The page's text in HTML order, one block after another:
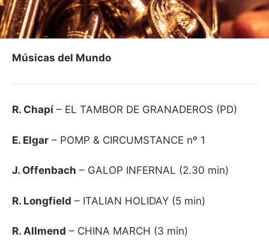
Músicas del Mundo
R. Chapí – EL TAMBOR DE GRANADEROS (PD)
E. Elgar – POMP & CIRCUMSTANCE nº 1
J. Offenbach – GALOP INFERNAL (2.30 min)
R. Longfield – ITALIAN HOLIDAY (5 min)
R. Allmend – CHINA MARCH (3 min)